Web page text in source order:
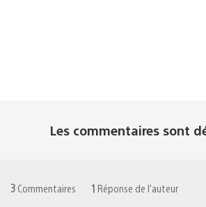
Les commentaires sont
3 Commentaires 1 Réponse de l'auteur